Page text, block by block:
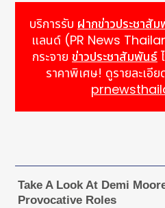
บริการรับ ฝากข่าวประชาสั
แลนด์ (PR News
กระจาย ข่าวประชาสัมพันธ์
ราคาพิเศษ! ดูรายละเอี